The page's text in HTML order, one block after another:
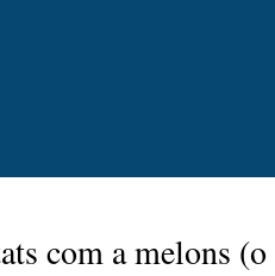
com a melons (o